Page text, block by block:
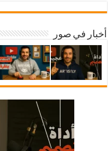
أخبار في صور